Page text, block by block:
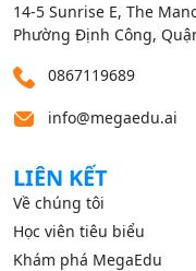
14‑5 Sunrise E, The
Phường Định Công,
0867119689
info@megaedu.ai
LIÊN KẾT
Về chúng tôi
Học viên tiêu biểu
Khám phá MegaEdu